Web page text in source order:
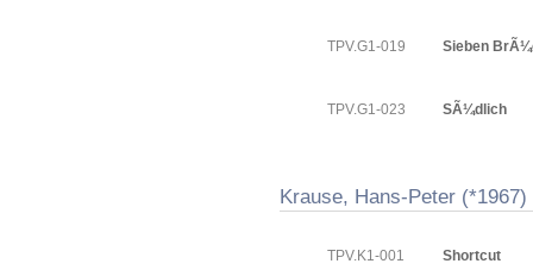
TPV.G1-019 Sieben
TPV.G1-023 SÃ¼dlich
Krause, Hans-Peter (*1967)
TPV.K1-001 Shortcut